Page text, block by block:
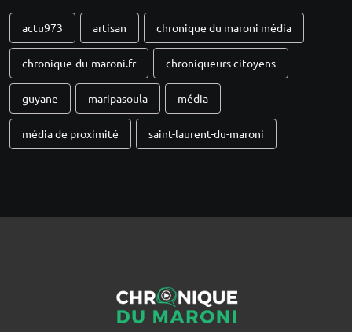
actu973 artisan chronique du maroni média
chronique-du-maroni.fr chroniqueurs citoyens
guyane maripasoula média
média de proximité saint-laurent-du-maroni